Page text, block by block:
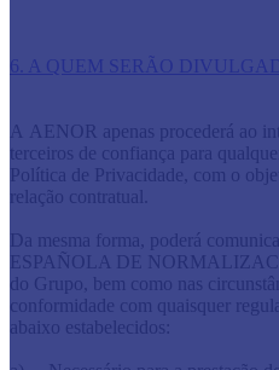
6. A QUEM SERÃO
A AENOR apenas procederá ao
terceiros de confiança para
Política de Privacidade, com o
relação contratual.
Da mesma forma, poderá
ESPAÑOLA DE
do Grupo, bem como nas
conformidade com quaisquer
abaixo estabelecidos: